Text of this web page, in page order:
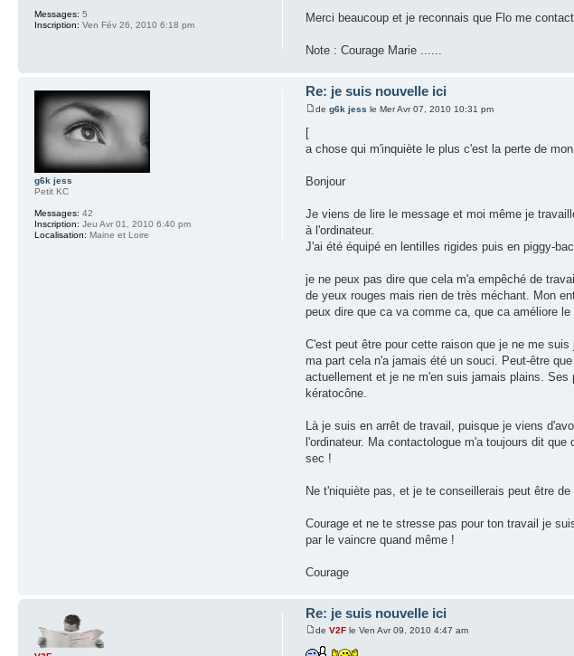
Merci beaucoup et je reconnais que Flo me
Note : Courage Marie ......
Messages: 5
Inscription: Ven Fév 26, 2010 6:18 pm
Re: je suis nouvelle ici
deg6k jess le Mer Avr 07, 2010 10:31 pm
[
a chose qui m'inquiète le plus c'est la perte de
Bonjour
Je viens de lire le message et moi même je
à l'ordinateur.
J'ai été équipé en lentilles rigides puis en piggy-
je ne peux pas dire que cela m'a empêché de
de yeux rouges mais rien de très méchant. Mon
peux dire que ca va comme ca, que ca améliore le
C'est peut être pour cette raison que je ne me
ma part cela n'a jamais été un souci. Peut-être
actuellement et je ne m'en suis jamais plains.
kératocône.
Là je suis en arrêt de travail, puisque je viens
l'ordinateur. Ma contactologue m'a toujours dit
sec !
Ne t'niquiète pas, et je te conseillerais peut être
Courage et ne te stresse pas pour ton travail je
par le vaincre quand même !
Courage
g6k jess
Petit KC
Messages: 42
Inscription: Jeu Avr 01, 2010 6:40 pm
Localisation: Maine et Loire
Re: je suis nouvelle ici
deV2F le Ven Avr 09, 2010 4:47 am